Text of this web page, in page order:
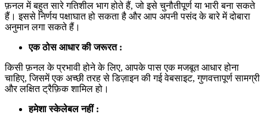
फ़नल में बहुत सारे गतिशील भाग होते हैं, जो इसे चुनौतीपूर्ण या भारी बना सकते
हैं। इससे निर्णय पक्षाघात हो सकता है और आप अपनी पसंद के बारे में दोबारा
अनुमान लगा सकते हैं।
एक ठोस आधार की जरूरत :
किसी फ़नल के प्रभावी होने के लिए, आपके पास एक मजबूत आधार होना
चाहिए, जिसमें एक अच्छी तरह से डिज़ाइन की गई वेबसाइट, गुणवत्तापूर्ण सामग्री
और लक्षित ट्रैफ़िक शामिल हो।
हमेशा स्केलेबल नहीं :